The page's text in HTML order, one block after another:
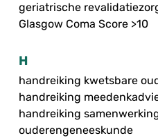
geriatrische
Glasgow Coma Score >10
H
handreiking kwetsbare
handreiking
handreiking
ouderengeneeskunde